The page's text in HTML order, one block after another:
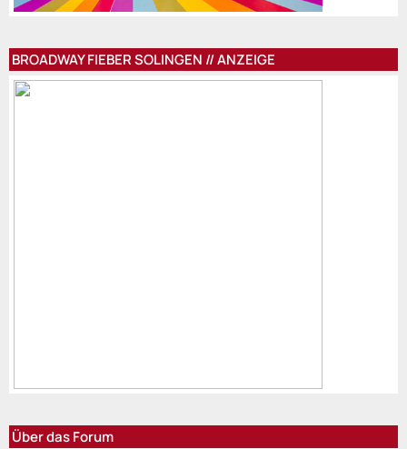
BROADWAY FIEBER SOLINGEN // ANZEIGE
Über das Forum